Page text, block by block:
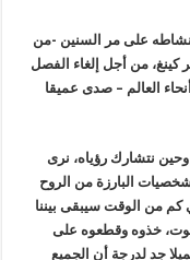
على مر السنين -من
كينغ، من أجل إلغاء الفصل
العالم – صدى عميقا
نتشارك رؤياه، نرى
البارزة من الروح
كم من الوقت سيبقى بيننا
خذوه وقطعوه على
جد لدرجة أن الجميع